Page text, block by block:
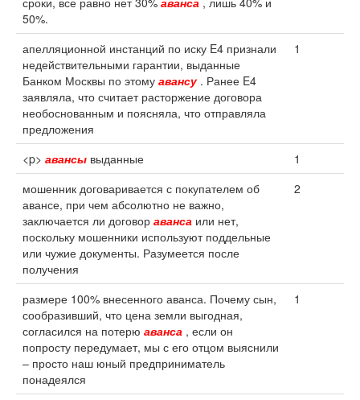
50%.
апелляционной инстанций по иску E4 признали
недействительными гарантии, выданные
Банком Москвы по этому авансу. Ранее E4
заявляла, что считает расторжение договора
необоснованным и поясняла, что отправляла
предложения
1
<p> авансы выданные
1
мошенник договаривается с покупателем об
авансе, при чем абсолютно не важно,
заключается ли договор аванса или нет,
поскольку мошенники используют поддельные
или чужие документы. Разумеется после
получения
2
размере 100% внесенного аванса. Почему сын,
сообразивший, что цена земли выгодная,
согласился на потерю аванса , если он
попросту передумает, мы с его отцом выяснили
– просто наш юный предприниматель
понадеялся
1